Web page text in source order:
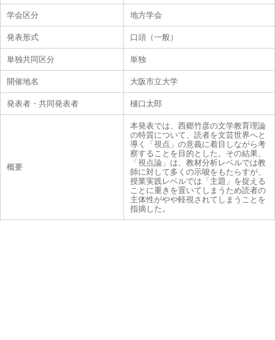
学会区分 地方学会
発表形式 口頭（一般）
単独共同区分 単独
開催地名 大阪市立大学
発表者・共同発表者 樋口太郎
概要
本発表では、西郷竹彦の文学教育理論
の特質について、読者を文芸世界へと
導く「視点」の意義に着目しながら考
察することを目的とした。その結果、
「視点論」は、教材分析レベルでは教
師に対して多くの示唆をもたらすが、
授業実践レベルでは「主題」を捉える
ことに重きを置いてしまうため読者の
主体性がやや軽視されてしまうことを
指摘した。